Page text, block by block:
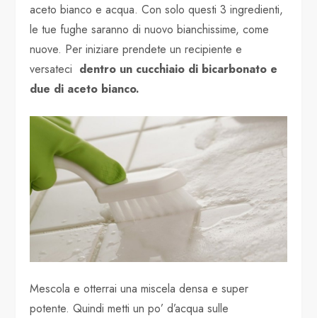
aceto bianco e acqua. Con solo questi 3 ingredienti,
le tue fughe saranno di nuovo bianchissime, come
nuove. Per iniziare prendete un recipiente e
versateci dentro un cucchiaio di bicarbonato e
due di aceto bianco.
Mescola e otterrai una miscela densa e super
potente. Quindi metti un po’ d’acqua sulle